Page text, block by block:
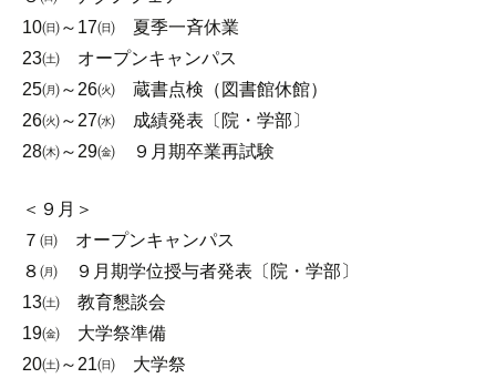
10㈰～17㈰ 夏季一斉休業
23㈯ オープンキャンパス
25㈪～26㈫ 蔵書点検（図書館休館）
26㈫～27㈬ 成績発表〔院・学部〕
28㈭～29㈮ ９月期卒業再試験
＜９月＞
７㈰ オープンキャンパス
８㈪ ９月期学位授与者発表〔院・学部〕
13㈯ 教育懇談会
19㈮ 大学祭準備
20㈯～21㈰ 大学祭